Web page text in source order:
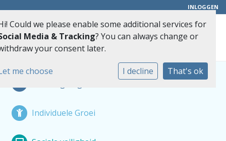
INLOGGEN
Toggle
Individuele Groei
Could we please enable some additional services for
Media & Tracking? You can always change or
your consent later.
me choose I decline That's ok